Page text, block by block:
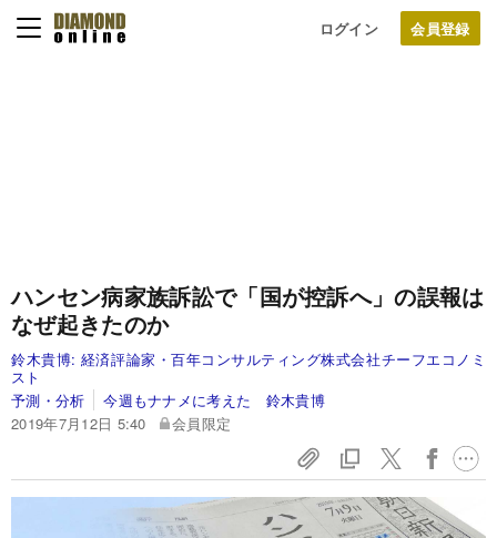
ログイン
ハンセン病家族訴訟で「国が控訴へ」の誤報は
なぜ起きたのか
鈴木貴博: 経済評論家・百年コンサルティング株式会社チーフエコノミ
スト
予測・分析
今週もナナメに考えた 鈴木貴博
2019年7月12日 5:40
会員限定